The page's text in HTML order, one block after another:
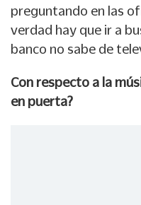
preguntando en las
verdad hay que ir a
banco no sabe de
Con respecto a la
en puerta?